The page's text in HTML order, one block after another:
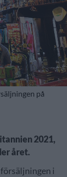
på
2021,
året.
i